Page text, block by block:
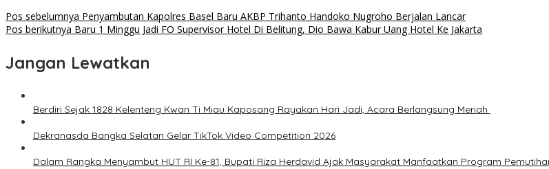
Pos sebelumnya Penyambutan Kapolres Basel Baru AKBP Trihanto Handoko Nugroho Berjalan Lancar
Pos berikutnya Baru 1 Minggu Jadi FO Supervisor Hotel Di Belitung, Dio Bawa Kabur Uang Hotel Ke Jakarta
Jangan Lewatkan
Berdiri Sejak 1828 Kelenteng Kwan Ti Miau Kaposang Rayakan Hari Jadi, Acara Berlangsung Meriah
Dekranasda Bangka Selatan Gelar TikTok Video Competition 2026
Dalam Rangka Menyambut HUT RI Ke-81, Bupati Riza Herdavid Ajak Masyarakat Manfaatkan Program